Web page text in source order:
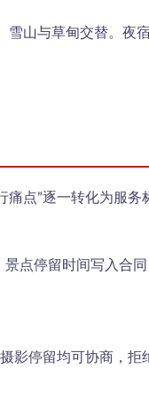
山与草甸交替。夜
点”逐一转化为服务
点停留时间写入合
停留均可协商，拒